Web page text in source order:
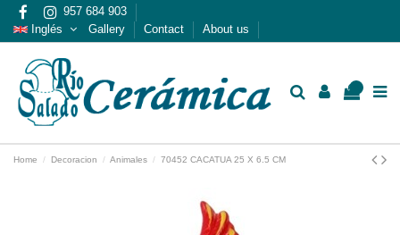
957 684 903
Inglés
Gallery Contact About us
Home Decoracion Animales 70452 CACATUA 25 X 6.5 CM